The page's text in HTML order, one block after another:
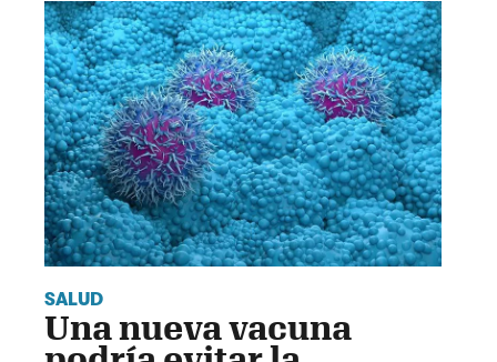
SALUD
Una nueva vacuna